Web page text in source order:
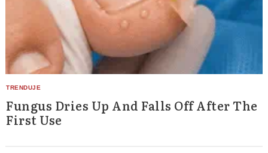
Fungus Dries Up And Falls Off After The
First Use